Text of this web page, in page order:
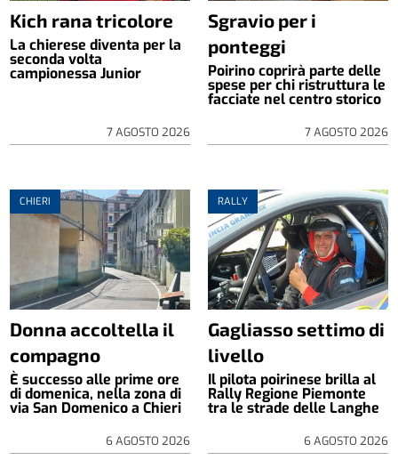
Kich rana tricolore
La chierese diventa per la
seconda volta
campionessa Junior
7 AGOSTO 2026
Sgravio per i
ponteggi
Poirino coprirà parte delle
spese per chi ristruttura le
facciate nel centro storico
7 AGOSTO 2026
CHIERI
Donna accoltella il
compagno
È successo alle prime ore
di domenica, nella zona di
via San Domenico a Chieri
6 AGOSTO 2026
RALLY
Gagliasso settimo di
livello
Il pilota poirinese brilla al
Rally Regione Piemonte
tra le strade delle Langhe
6 AGOSTO 2026